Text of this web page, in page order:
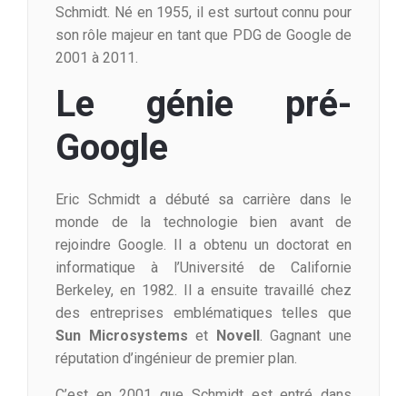
Schmidt. Né en 1955, il est surtout connu pour
son rôle majeur en tant que PDG de Google de
2001 à 2011.
Le génie pré-
Google
Eric Schmidt a débuté sa carrière dans le
monde de la technologie bien avant de
rejoindre Google. Il a obtenu un doctorat en
informatique à l’Université de Californie
Berkeley, en 1982. Il a ensuite travaillé chez
des entreprises emblématiques telles que
Sun Microsystems et Novell. Gagnant une
réputation d’ingénieur de premier plan.